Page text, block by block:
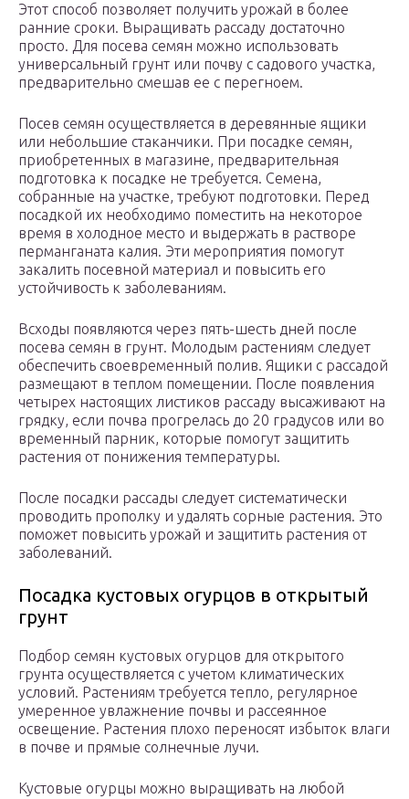
Этот способ позволяет получить урожай в более
ранние сроки. Выращивать рассаду достаточно
просто. Для посева семян можно использовать
универсальный грунт или почву с садового участка,
предварительно смешав ее с перегноем.
Посев семян осуществляется в деревянные ящики
или небольшие стаканчики. При посадке семян,
приобретенных в магазине, предварительная
подготовка к посадке не требуется. Семена,
собранные на участке, требуют подготовки. Перед
посадкой их необходимо поместить на некоторое
время в холодное место и выдержать в растворе
перманганата калия. Эти мероприятия помогут
закалить посевной материал и повысить его
устойчивость к заболеваниям.
Всходы появляются через пять-шесть дней после
посева семян в грунт. Молодым растениям следует
обеспечить своевременный полив. Ящики с рассадой
размещают в теплом помещении. После появления
четырех настоящих листиков рассаду высаживают на
грядку, если почва прогрелась до 20 градусов или во
временный парник, которые помогут защитить
растения от понижения температуры.
После посадки рассады следует систематически
проводить прополку и удалять сорные растения. Это
поможет повысить урожай и защитить растения от
заболеваний.
Посадка кустовых огурцов в открытый
грунт
Подбор семян кустовых огурцов для открытого
грунта осуществляется с учетом климатических
условий. Растениям требуется тепло, регулярное
умеренное увлажнение почвы и рассеянное
освещение. Растения плохо переносят избыток влаги
в почве и прямые солнечные лучи.
Кустовые огурцы можно выращивать на любой